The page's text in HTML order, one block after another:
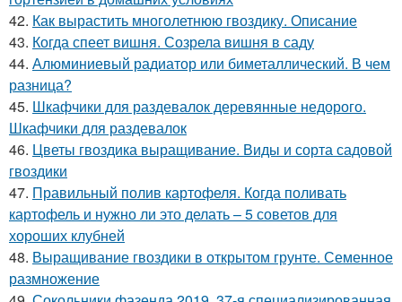
42. Как вырастить многолетнюю гвоздику. Описание
43. Когда спеет вишня. Созрела вишня в саду
44. Алюминиевый радиатор или биметаллический. В чем
разница?
45. Шкафчики для раздевалок деревянные недорого.
Шкафчики для раздевалок
46. Цветы гвоздика выращивание. Виды и сорта садовой
гвоздики
47. Правильный полив картофеля. Когда поливать
картофель и нужно ли это делать – 5 советов для
хороших клубней
48. Выращивание гвоздики в открытом грунте. Семенное
размножение